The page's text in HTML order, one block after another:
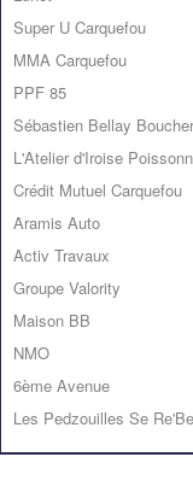
Super U Carquefou
MMA Carquefou
PPF 85
Sébastien Bellay
L'Atelier d'Iroise
Crédit Mutuel Carquefou
Aramis Auto
Activ Travaux
Groupe Valority
Maison BB
NMO
6ème Avenue
Les Pedzouilles Se